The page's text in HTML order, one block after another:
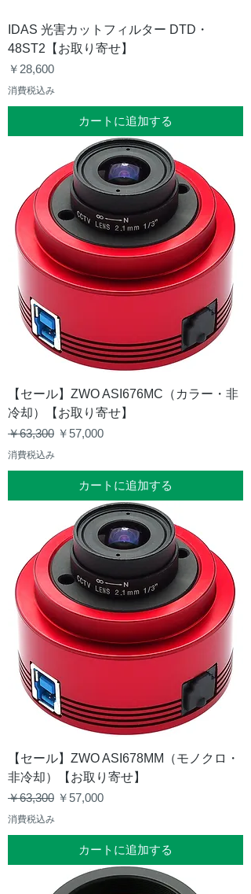
IDAS 光害カットフィルター DTD・
48ST2【お取り寄せ】
価格
￥28,600
消費税込み
カートに追加する
【セール】ZWO ASI676MC（カラー・非
冷却）【お取り寄せ】
通常価格
￥63,300 セール価格
￥57,000
消費税込み
カートに追加する
【セール】ZWO ASI678MM（モノクロ・
非冷却）【お取り寄せ】
通常価格
￥63,300 セール価格
￥57,000
消費税込み
カートに追加する